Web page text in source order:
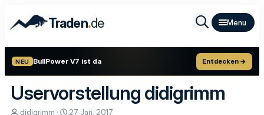
Traden.de
NEU BullPower V7 ist da Entdecken →
Uservorstellung didigrimm
E
didigrimm
E
27 Jan. 2017